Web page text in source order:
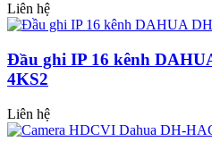
Liên hệ
Đầu ghi IP 16 kênh
4KS2
Liên hệ